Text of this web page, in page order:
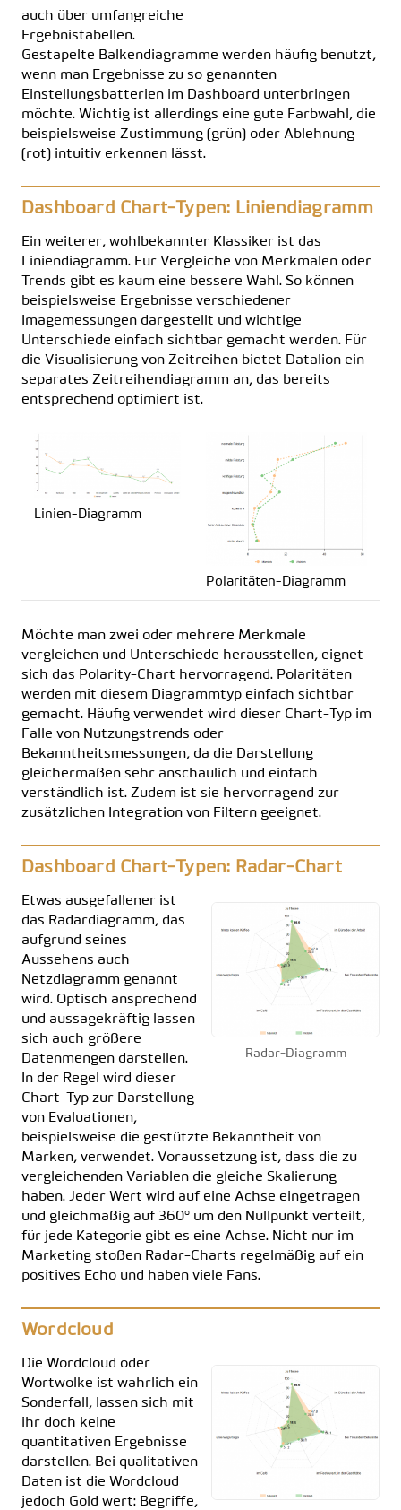
auch über umfangreiche
Ergebnistabellen.
Gestapelte Balkendiagramme werden häufig benutzt,
wenn man Ergebnisse zu so genannten
Einstellungsbatterien im Dashboard unterbringen
möchte. Wichtig ist allerdings eine gute Farbwahl, die
beispielsweise Zustimmung (grün) oder Ablehnung
(rot) intuitiv erkennen lässt.
Dashboard Chart-Typen: Liniendiagramm
Ein weiterer, wohlbekannter Klassiker ist das
Liniendiagramm. Für Vergleiche von Merkmalen oder
Trends gibt es kaum eine bessere Wahl. So können
beispielsweise Ergebnisse verschiedener
Imagemessungen dargestellt und wichtige
Unterschiede einfach sichtbar gemacht werden. Für
die Visualisierung von Zeitreihen bietet Datalion ein
separates Zeitreihendiagramm an, das bereits
entsprechend optimiert ist.
Linien-Diagramm
Polaritäten-Diagramm
Möchte man zwei oder mehrere Merkmale
vergleichen und Unterschiede herausstellen, eignet
sich das Polarity-Chart hervorragend. Polaritäten
werden mit diesem Diagrammtyp einfach sichtbar
gemacht. Häufig verwendet wird dieser Chart-Typ im
Falle von Nutzungstrends oder
Bekanntheitsmessungen, da die Darstellung
gleichermaßen sehr anschaulich und einfach
verständlich ist. Zudem ist sie hervorragend zur
zusätzlichen Integration von Filtern geeignet.
Dashboard Chart-Typen: Radar-Chart
Radar-Diagramm
Etwas ausgefallener ist
das Radardiagramm, das
aufgrund seines
Aussehens auch
Netzdiagramm genannt
wird. Optisch ansprechend
und aussagekräftig lassen
sich auch größere
Datenmengen darstellen.
In der Regel wird dieser
Chart-Typ zur Darstellung
von Evaluationen,
beispielsweise die gestützte Bekanntheit von
Marken, verwendet. Voraussetzung ist, dass die zu
vergleichenden Variablen die gleiche Skalierung
haben. Jeder Wert wird auf eine Achse eingetragen
und gleichmäßig auf 360° um den Nullpunkt verteilt,
für jede Kategorie gibt es eine Achse. Nicht nur im
Marketing stoßen Radar-Charts regelmäßig auf ein
positives Echo und haben viele Fans.
Wordcloud
Die Wordcloud oder
Wortwolke ist wahrlich ein
Sonderfall, lassen sich mit
ihr doch keine
quantitativen Ergebnisse
darstellen. Bei qualitativen
Daten ist die Wordcloud
jedoch Gold wert: Begriffe,